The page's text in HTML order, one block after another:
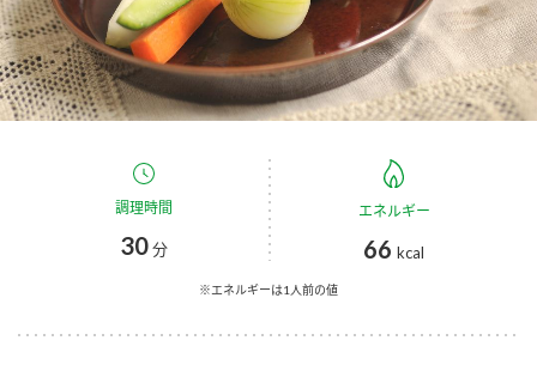
みりん風・料理酒 鍋用調味料
つゆ たれ
スープ 中華
商品ブランドサイト
Fibee（ファイビー）
くらしプラ酢
お酢ドリンク
つゆ
企業情報
国内事業概要
企業理念
ミツカンの歴史
ミツカンを知る
環境への取り組み
調理時間
30分
エネルギー
66 kcal
※エネルギーは1人前の値